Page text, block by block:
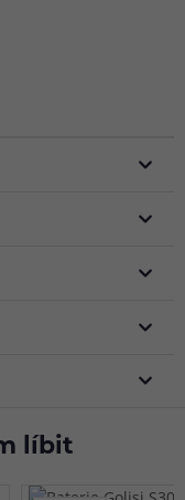
líbit